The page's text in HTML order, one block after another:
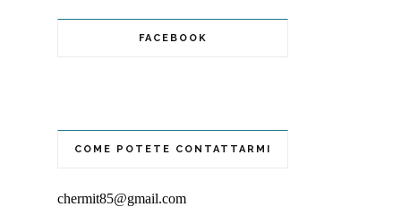
FACEBOOK
COME POTETE CONTATTARMI
chermit85@gmail.com